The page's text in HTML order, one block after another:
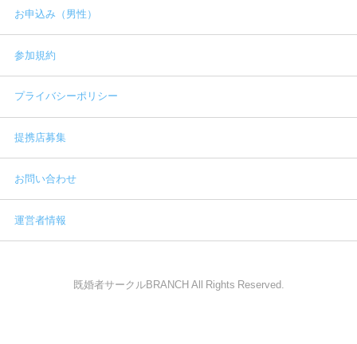
お申込み（男性）
参加規約
プライバシーポリシー
提携店募集
お問い合わせ
運営者情報
既婚者サークルBRANCH All Rights Reserved.